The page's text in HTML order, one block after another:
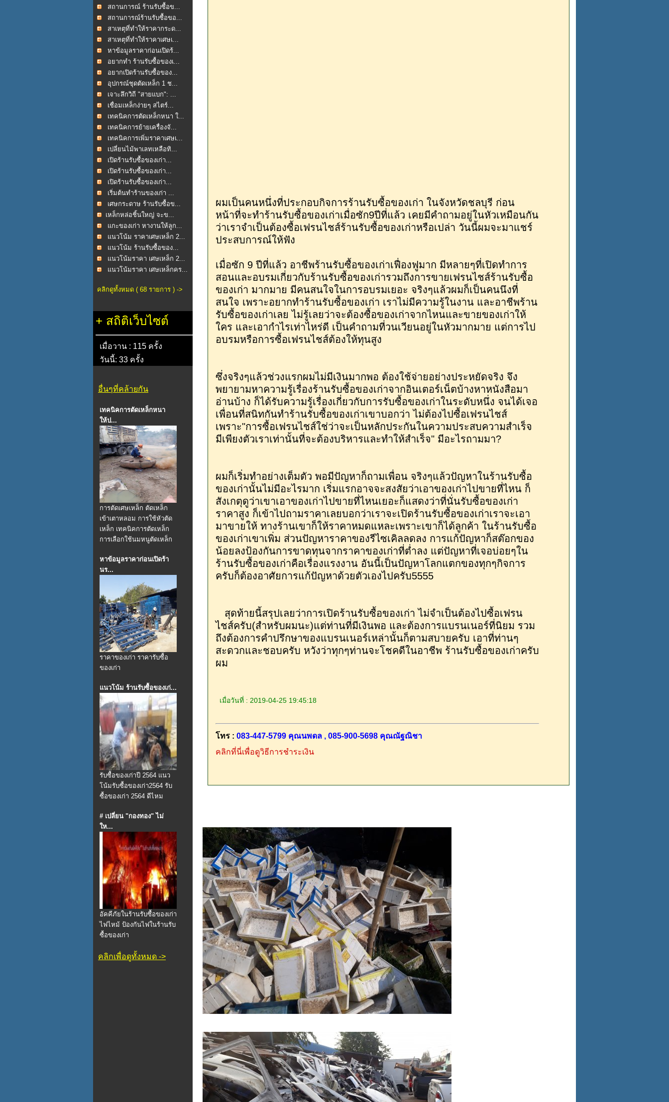
สถานการณ์ ร้านรับซื้อข...
สถานการณ์ร้านรับซื้อขอ...
สาเหตุที่ทำให้ราคากระด...
สาเหตุที่ทำให้ราคาเศษเ...
หาข้อมูลราคาก่อนเปิดร้...
อยากทำ ร้านรับซื้อของเ...
อยากเปิดร้านรับซื้อของ...
อุปกรณ์ชุดตัดเหล็ก 1 ช...
เจาะลึกวิถี "สายแบก": ...
เชื่อมเหล็กง่ายๆ สไตร์...
เทคนิคการตัดเหล็กหนา ใ...
เทคนิคการย้ายเครื่องจั...
เทคนิคการเพิ่มราคาเศษเ...
เปลี่ยนไม้พาเลทเหลือทิ...
เปิดร้านรับซื้อของเก่า...
เปิดร้านรับซื้อของเก่า...
เปิดร้านรับซื้อของเก่า...
เริ่มต้นทำร้านของเก่า ...
เศษกระดาษ ร้านรับซื้อข...
​เหล็กหล่อชิ้นใหญ่ จะข...
แกะของเก่า หางานให้ลูก...
แนวโน้ม ราคาเศษเหล็ก 2...
แนวโน้ม ร้านรับซื้อของ...
แนวโน้มราคา เศษเหล็ก 2...
แนวโน้มราคา เศษเหล็กคร...
คลิกดูทั้งหมด ( 68 รายการ ) ->
+ สถิติเว็บไซต์
เมื่อวาน : 115 ครั้ง
วันนี้: 33 ครั้ง
อื่นๆที่คล้ายกัน
เทคนิคการตัดเหล็กหนา
ให้ป...
การตัดเศษเหล็ก ตัดเหล็ก
เข้าเตาหลอม การใช้หัวตัด
เหล็ก เทคนิคการตัดเหล็ก
การเลือกใช้นมหนูตัดเหล็ก
หาข้อมูลราคาก่อนเปิดร้า
นร...
ราคาของเก่า ราคารับซื้อ
ของเก่า
แนวโน้ม ร้านรับซื้อของเก่...
รับซื้อของเก่าปี 2564 แนว
โน้มรับซื้อของเก่า2564 รับ
ซื้อของเก่า 2564 ดีไหม
# เปลี่ยน "กองทอง" ไม่
ให...
อัคคีภัยในร้านรับซื้อของเก่า
ไฟไหม้ ป้องกันไฟในร้านรับ
ซื้อของเก่า
คลิกเพื่อดูทั้งหมด ->
ผมเป็นคนหนึ่งที่ประกอบกิจการร้านรับซื้อของเก่า ในจังหวัดชลบุรี ก่อน
หน้าที่จะทำร้านรับซื้อของเก่าเมื่อซัก9ปีที่แล้ว เคยมีคำถามอยู่ในหัวเหมือนกัน
ว่าเราจำเป็นต้องซื้อเฟรนไชส์ร้านรับซื้อของเก่าหรือเปล่า วันนี้ผมจะมาแชร์
ประสบการณ์ให้ฟัง
เมื่อซัก 9 ปีที่แล้ว อาชีพร้านรับซื้อของเก่าเฟื่องฟูมาก มีหลายๆที่เปิดทำการ
สอนและอบรมเกี่ยวกับร้านรับซื้อของเก่ารวมถึงการขายเฟรนไชส์ร้านรับซื้อ
ของเก่า มากมาย มีคนสนใจในการอบรมเยอะ จริงๆแล้วผมก็เป็นคนนึงที่
สนใจ เพราะอยากทำร้านรับซื้อของเก่า เราไม่มีความรู้ในงาน และอาชีพร้าน
รับซื้อของเก่าเลย ไม่รู้เลยว่าจะต้องซื้อของเก่าจากไหนและขายของเก่าให้
ใคร และเอากำไรเท่าไหร่ดี เป็นคำถามที่วนเวียนอยู่ในหัวมากมาย แต่การไป
อบรมหรือการซื้อเฟรนไชส์ต้องให้ทุนสูง
ซึ่งจริงๆแล้วช่วงแรกผมไม่มีเงินมากพอ ต้องใช้จ่ายอย่างประหยัดจริง จึง
พยายามหาความรู้เรื่องร้านรับซื้อของเก่าจากอินเตอร์เน็ตบ้างหาหนังสือมา
อ่านบ้าง ก็ได้รับความรู้เรื่องเกี่ยวกับการรับซื้อของเก่าในระดับหนึ่ง จนได้เจอ
เพื่อนที่สนิทกันทำร้านรับซื้อของเก่าเขาบอกว่า ไม่ต้องไปซื้อเฟรนไชส์
เพราะ"การซื้อเฟรนไชส์ใช่ว่าจะเป็นหลักประกันในความประสบความสำเร็จ
มีเพียงตัวเราเท่านั้นที่จะต้องบริหารและทำให้สำเร็จ" มีอะไรถามมา?
ผมก็เริ่มทำอย่างเต็มตัว พอมีปัญหาก็ถามเพื่อน จริงๆแล้วปัญหาในร้านรับซื้อ
ของเก่านั้นไม่มีอะไรมาก เริ่มแรกอาจจะสงสัยว่าเอาของเก่าไปขายที่ไหน ก็
สังเกตุดูว่าเขาเอาของเก่าไปขายที่ไหนเยอะก็แสดงว่าที่นั่นรับซื้อของเก่า
ราคาสูง ก็เข้าไปถามราคาเลยบอกว่าเราจะเปิดร้านรับซื้อของเก่าเราจะเอา
มาขายให้ ทางร้านเขาก็ให้ราคาหมดแหละเพราะเขาก็ได้ลูกค้า ในร้านรับซื้อ
ของเก่าเขาเพิ่ม ส่วนปัญหาราคาของรีไซเคิลลดลง การแก้ปัญหาก็สต๊อกของ
น้อยลงป้องกันการขาดทุนจากราคาของเก่าที่ต่ำลง แต่ปัญหาที่เจอบ่อยๆใน
ร้านรับซื้อของเก่าคือเรื่องแรงงาน อันนี้เป็นปัญหาโลกแตกของทุกๆกิจการ
ครับก็ต้องอาศัยการแก้ปัญหาด้วยตัวเองไปครับ5555
สุดท้ายนี้สรุปเลยว่าการเปิดร้านรับซื้อของเก่า ไม่จำเป็นต้องไปซื้อเฟรน
ไชส์ครับ(สำหรับผมนะ)แต่ท่านที่มีเงินพอ และต้องการแบรนเนอร์ที่นิยม รวม
ถึงต้องการคำปรึกษาของแบรนเนอร์เหล่านั้นก็ตามสบายครับ เอาที่ท่านๆ
สะดวกและชอบครับ หวังว่าทุกๆท่านจะโชคดีในอาชีพ ร้านรับซื้อของเก่าครับ
ผม
เมื่อวันที่ : 2019-04-25 19:45:18
โทร : 083-447-5799 คุณนพดล , 085-900-5698 คุณณัฐณิชา
คลิกที่นี่เพื่อดูวิธีการชำระเงิน